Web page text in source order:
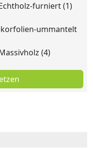
furniert (1)
ummantelt
(4)